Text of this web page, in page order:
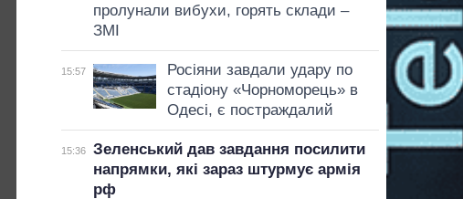
пролунали вибухи, горять склади –
ЗМІ
15:57
Росіяни завдали удару по
стадіону «Чорноморець» в
Одесі, є постраждалий
15:36
Зеленський дав завдання посилити
напрямки, які зараз штурмує армія
рф